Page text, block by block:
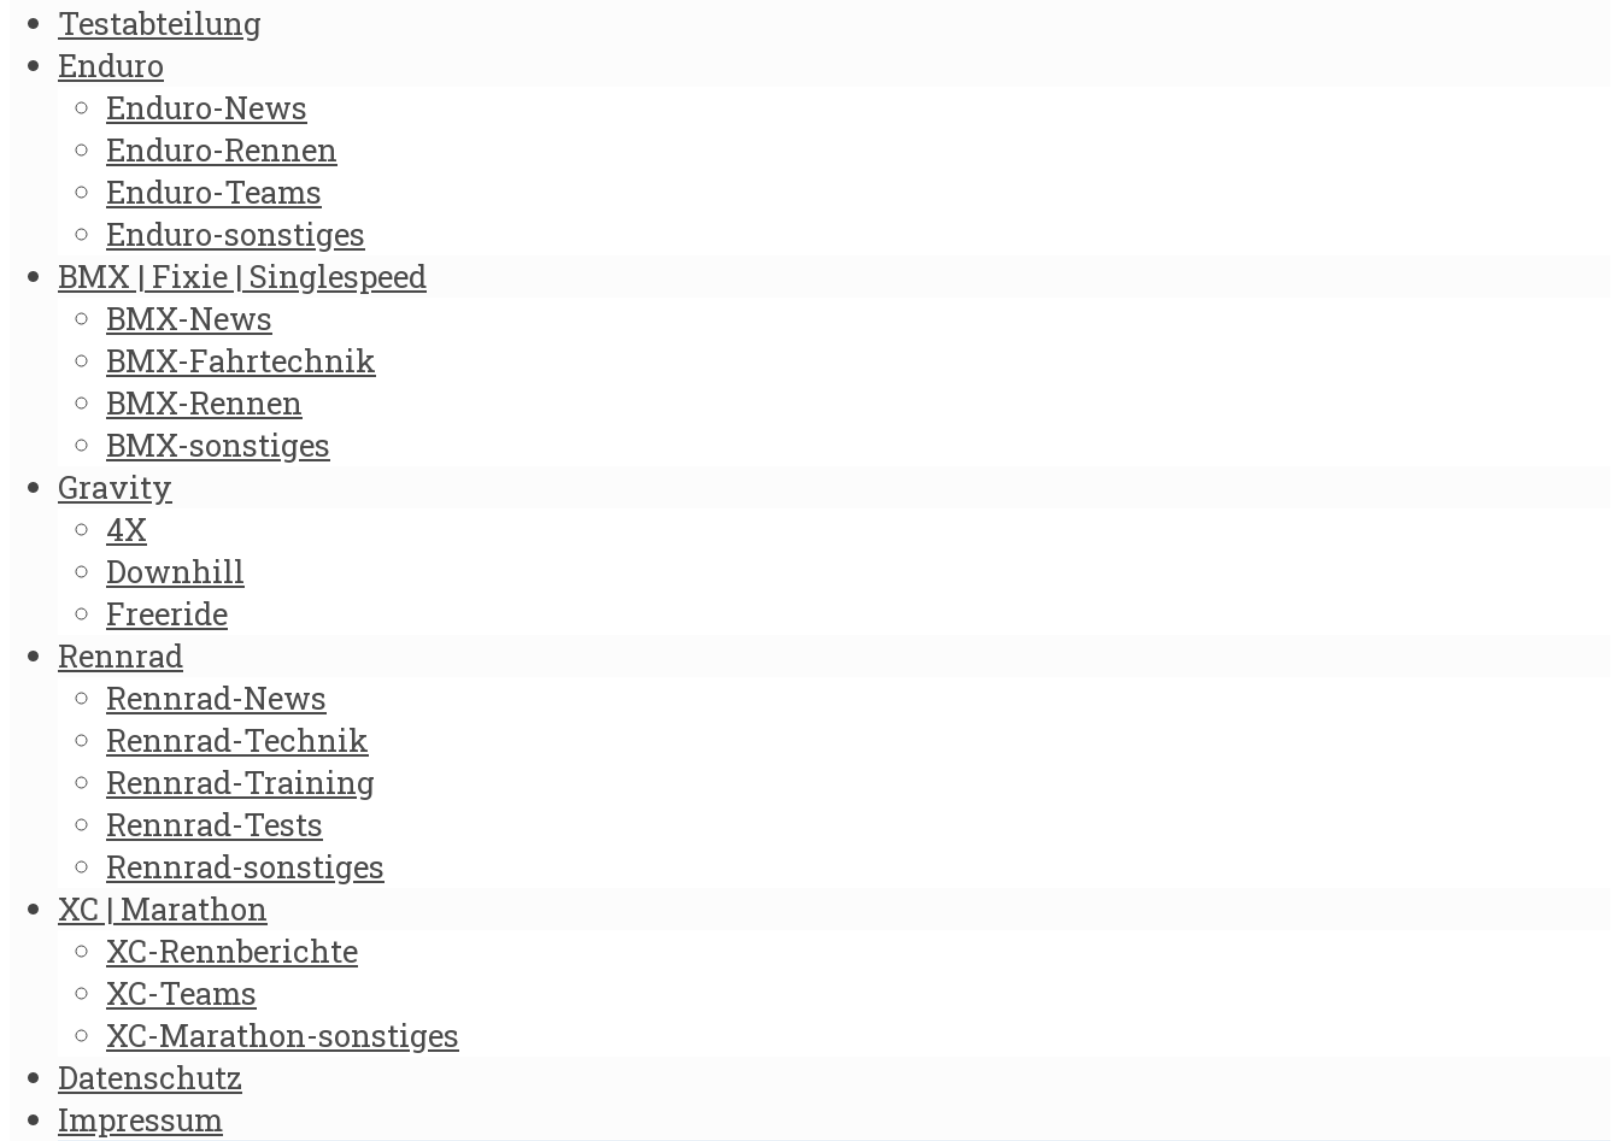
Testabteilung
Enduro
Enduro-News
Enduro-Rennen
Enduro-Teams
Enduro-sonstiges
BMX | Fixie | Singlespeed
BMX-News
BMX-Fahrtechnik
BMX-Rennen
BMX-sonstiges
Gravity
4X
Downhill
Freeride
Rennrad
Rennrad-News
Rennrad-Technik
Rennrad-Training
Rennrad-Tests
Rennrad-sonstiges
XC | Marathon
XC-Rennberichte
XC-Teams
XC-Marathon-sonstiges
Datenschutz
Impressum